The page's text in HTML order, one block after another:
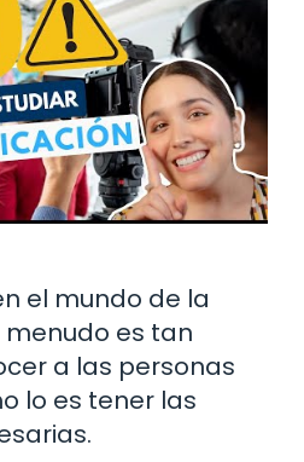
el mundo de la
es tan
a las personas
lo es tener las